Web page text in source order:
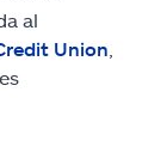
al
Union